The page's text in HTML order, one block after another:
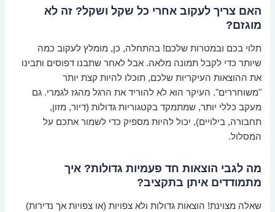
האם צריך לעקוב אחרי כל שקל ושקל? זה לא
מוגזם?
תלוי בכם ובמטרות שלכם! בהתחלה, כן, מומלץ לעקוב כמה
שיותר כדי לקבל תמונה מלאה. אבל לאחר שתבנו דפוסים ותבינו
את ההוצאות העיקריות שלכם, תוכלו להיות קצת יותר
"משוחררים". העיקר הוא לא להוריד את הרגל מהגז לגמרי. גם
מעקב כללי יותר, שמתמקד בקטגוריות גדולות (דיור, מזון,
תחבורה, בילויים), יכול להיות מספיק כדי לשמור אתכם על
המסלול.
מה לגבי הוצאות חד פעמיות גדולות? איך
מתמודדים איתן בתקציב?
שאלה מצוינת! הוצאות גדולות ולא צפויות (או צפויות אך נדירות)